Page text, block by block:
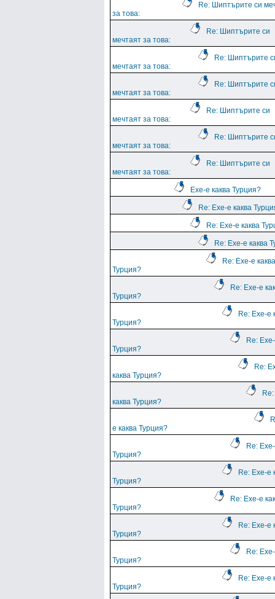
Re: Шиптърите си
за това:
Re: Шиптърите си
мечтаят за това:
Re: Шиптърите
мечтаят за това:
Re: Шиптърите
мечтаят за това:
Re: Шиптърите си
мечтаят за това:
Re: Шиптърите
мечтаят за това:
Re: Шиптърите си
мечтаят за това:
Ехе-е каква Турция?
Re: Ехе-е каква
Re: Ехе-е каква
Re: Ехе-е каква
Re: Ехе-е каква
Турция?
Re: Ехе-е
Турция?
Re: Ехе-е
Турция?
Re:
Турция?
Re:
каква Турция?
каква Турция?
е каква Турция?
Re:
Турция?
Re: Ехе-е
Турция?
Re: Ехе-е
Турция?
Re: Ехе-е
Турция?
Re:
Турция?
Re: Ехе-е
Турция?